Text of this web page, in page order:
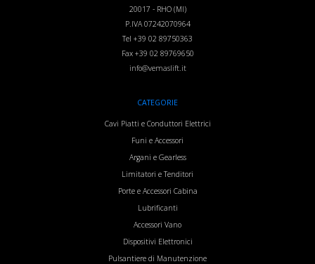
20017 - RHO (MI)
P.IVA 07242070964
Tel +39 02 89750363
Fax +39 02 89769650
info@vemaslift.it
CATEGORIE
Cavi Piatti e Conduttori Elettrici
Funi e Accessori
Argani e Gearless
Limitatori e Tenditori
Porte e Accessori Cabina
Lubrificanti
Accessori Vano
Dispositivi Elettronici
Pulsantiere di Manutenzione